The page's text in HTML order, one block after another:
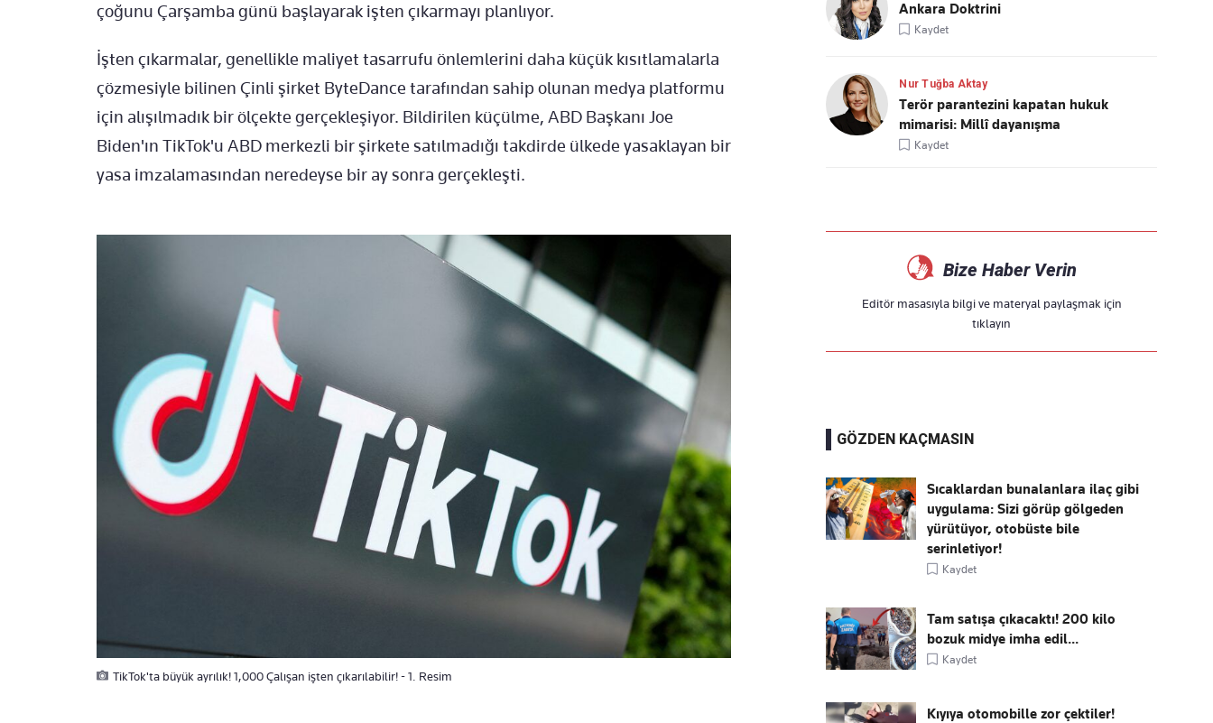
çoğunu Çarşamba günü başlayarak işten çıkarmayı planlıyor.
İşten çıkarmalar, genellikle maliyet tasarrufu önlemlerini daha küçük kısıtlamalarla
çözmesiyle bilinen Çinli şirket ByteDance tarafından sahip olunan medya platformu
için alışılmadık bir ölçekte gerçekleşiyor. Bildirilen küçülme, ABD Başkanı Joe
Biden'ın TikTok'u ABD merkezli bir şirkete satılmadığı takdirde ülkede yasaklayan bir
yasa imzalamasından neredeyse bir ay sonra gerçekleşti.
TikTok'ta büyük ayrılık! 1,000 Çalışan işten çıkarılabilir! - 1. Resim
Ankara Doktrini
Kaydet
Nur Tuğba Aktay
Terör parantezini kapatan hukuk
mimarisi: Millî dayanışma
Kaydet
Bize Haber Verin
Editör masasıyla bilgi ve materyal paylaşmak için
tıklayın
GÖZDEN KAÇMASIN
Sıcaklardan bunalanlara ilaç gibi
uygulama: Sizi görüp gölgeden
yürütüyor, otobüste bile
serinletiyor!
Kaydet
Tam satışa çıkacaktı! 200 kilo
bozuk midye imha edil...
Kaydet
Kıyıya otomobille zor çektiler!